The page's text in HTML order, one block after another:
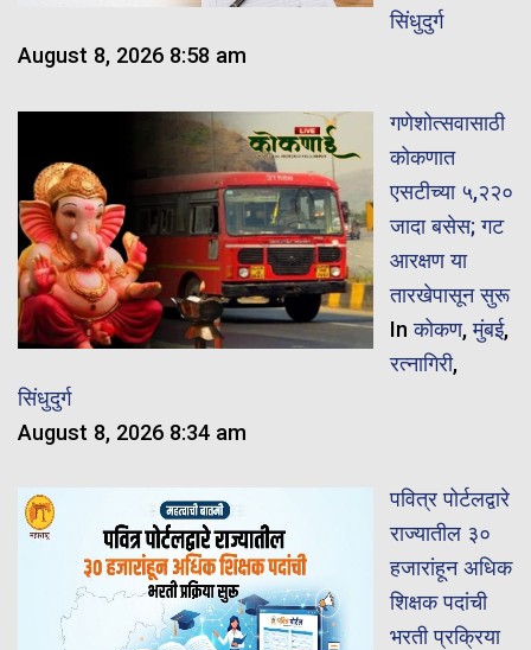
सिंधुदुर्ग
August 8, 2026 8:58 am
गणेशोत्सवासाठी
कोकणात
एसटीच्या ५,२२०
जादा बसेस; गट
आरक्षण या
तारखेपासून सुरू
Inकोकण,मुंबई,
रत्नागिरी,
सिंधुदुर्ग
August 8, 2026 8:34 am
पवित्र पोर्टलद्वारे
राज्यातील ३०
हजारांहून अधिक
शिक्षक पदांची
भरती प्रक्रिया